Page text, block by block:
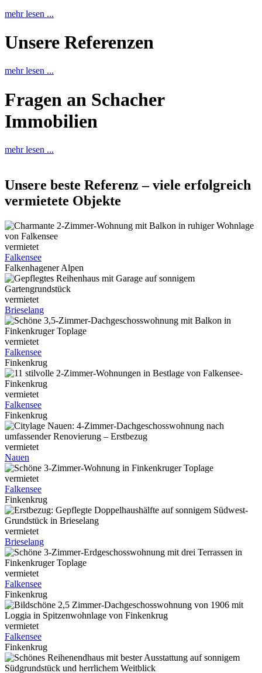
mehr lesen ...
Unsere Referenzen
mehr lesen ...
Fragen an Schacher
Immobilien
mehr lesen ...
Unsere beste Referenz – viele erfolgreich
vermietete Objekte
vermietet
Falkensee
Falkenhagener Alpen
vermietet
Brieselang
vermietet
Falkensee
Finkenkrug
vermietet
Falkensee
Finkenkrug
vermietet
Nauen
vermietet
Falkensee
Finkenkrug
vermietet
Brieselang
vermietet
Falkensee
Finkenkrug
vermietet
Falkensee
Finkenkrug